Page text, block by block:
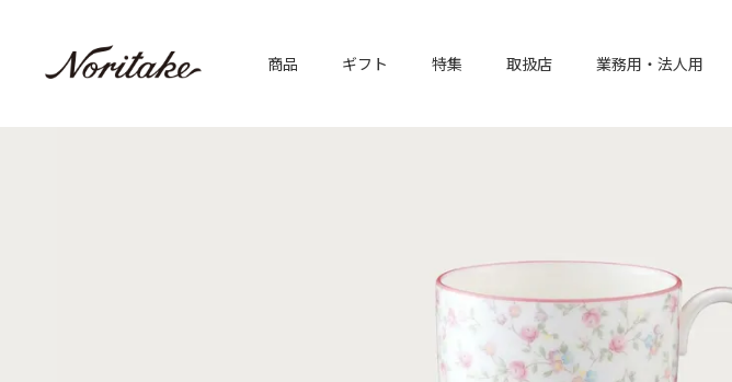
商品 ギフト 特集 取扱店 業務用・法人用